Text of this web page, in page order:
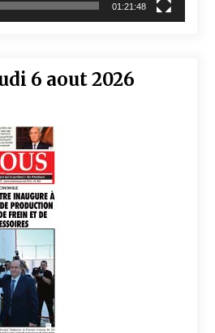
01:21:48
6 aout 2026